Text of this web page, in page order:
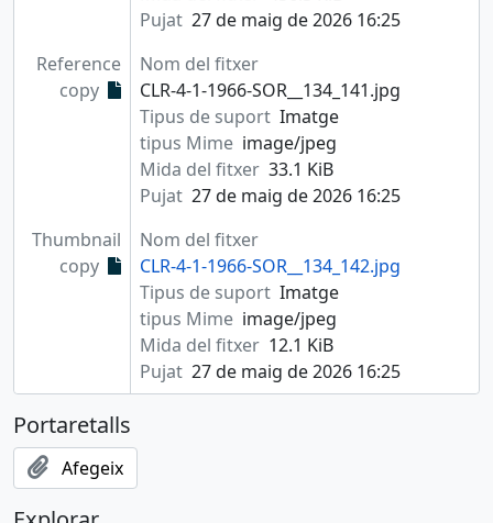
Pujat 27 de maig de 2026 16:25
Reference
copy
Nom del fitxer
CLR-4-1-1966-SOR__134_141.jpg
Tipus de suport Imatge
tipus Mime image/jpeg
Mida del fitxer 33.1 KiB
Pujat 27 de maig de 2026 16:25
Thumbnail
copy
Nom del fitxer
CLR-4-1-1966-SOR__134_142.jpg
Tipus de suport Imatge
tipus Mime image/jpeg
Mida del fitxer 12.1 KiB
Pujat 27 de maig de 2026 16:25
Portaretalls
Afegeix